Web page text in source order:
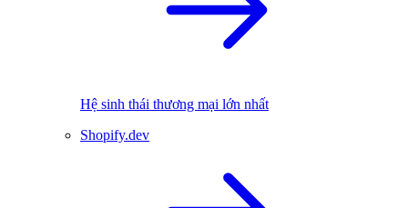
Hệ sinh thái thương mại lớn nhất
Shopify.dev